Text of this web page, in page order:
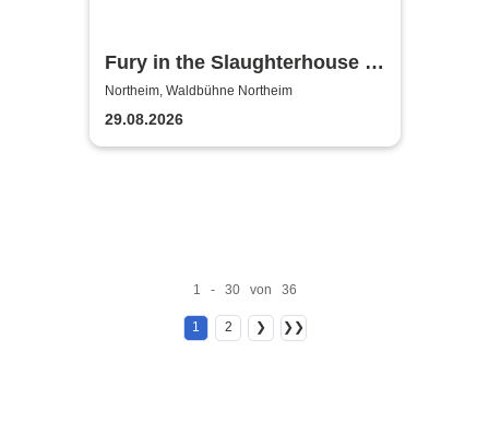
Fury in the Slaughterhouse -
Fury Live Twenty Six
Northeim, Waldbühne Northeim
29.08.2026
1 - 30 von 36
1 2 ❯ ❯❯